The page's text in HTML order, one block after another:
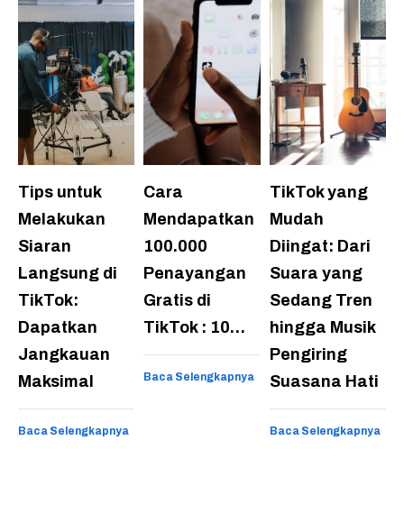
Tips untuk
Melakukan
Siaran
Langsung di
TikTok:
Dapatkan
Jangkauan
Maksimal
Baca Selengkapnya
Cara
Mendapatkan
100.000
Penayangan
Gratis di
TikTok : 10…
Baca Selengkapnya
TikTok yang
Mudah
Diingat: Dari
Suara yang
Sedang Tren
hingga Musik
Pengiring
Suasana Hati
Baca Selengkapnya